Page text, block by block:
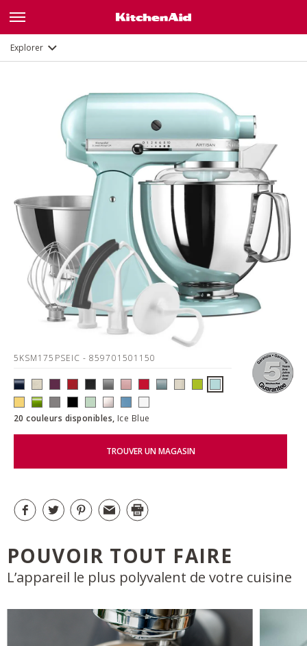
Explorer
5KSM175PSEIC- 859701501150
20 couleurs disponibles, Ice Blue
TROUVER UN MAGASIN
POUVOIR TOUT FAIRE
L’appareil le plus polyvalent de votre cuisine